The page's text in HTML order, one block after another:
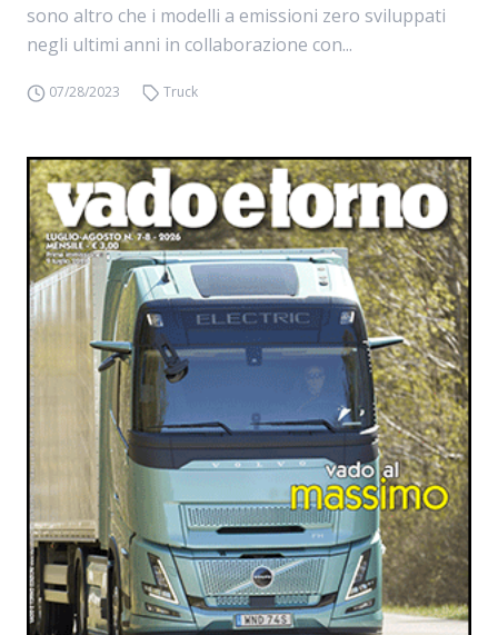
sono altro che i modelli a emissioni zero sviluppati
negli ultimi anni in collaborazione con...
07/28/2023 Truck